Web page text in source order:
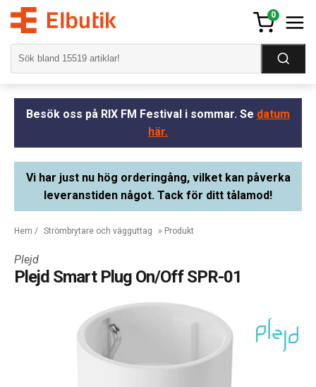
0
Besök oss på RIX FM Festival i sommar. Se datum
här.
Vi har just nu hög orderingång, vilket kan påverka
leveranstiden något. Tack för ditt tålamod!
Hem / Strömbrytare och vägguttag » Produkt
Plejd
Plejd Smart Plug On/Off SPR-01